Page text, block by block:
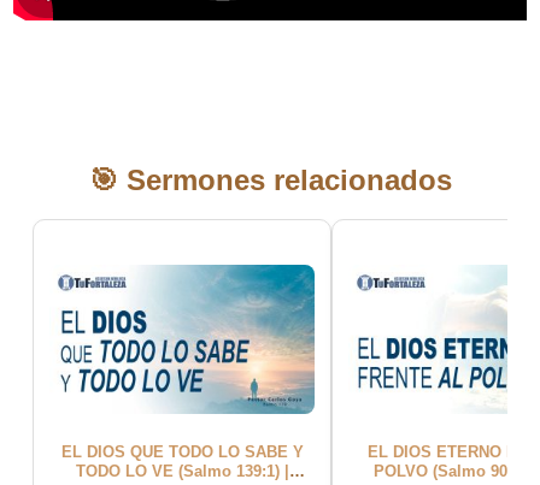
🎯 Sermones relacionados
EL DIOS QUE TODO LO SABE Y
TODO LO VE (Salmo 139:1) |
EL DIOS ETERNO
POLVO (Salmo 90:2)